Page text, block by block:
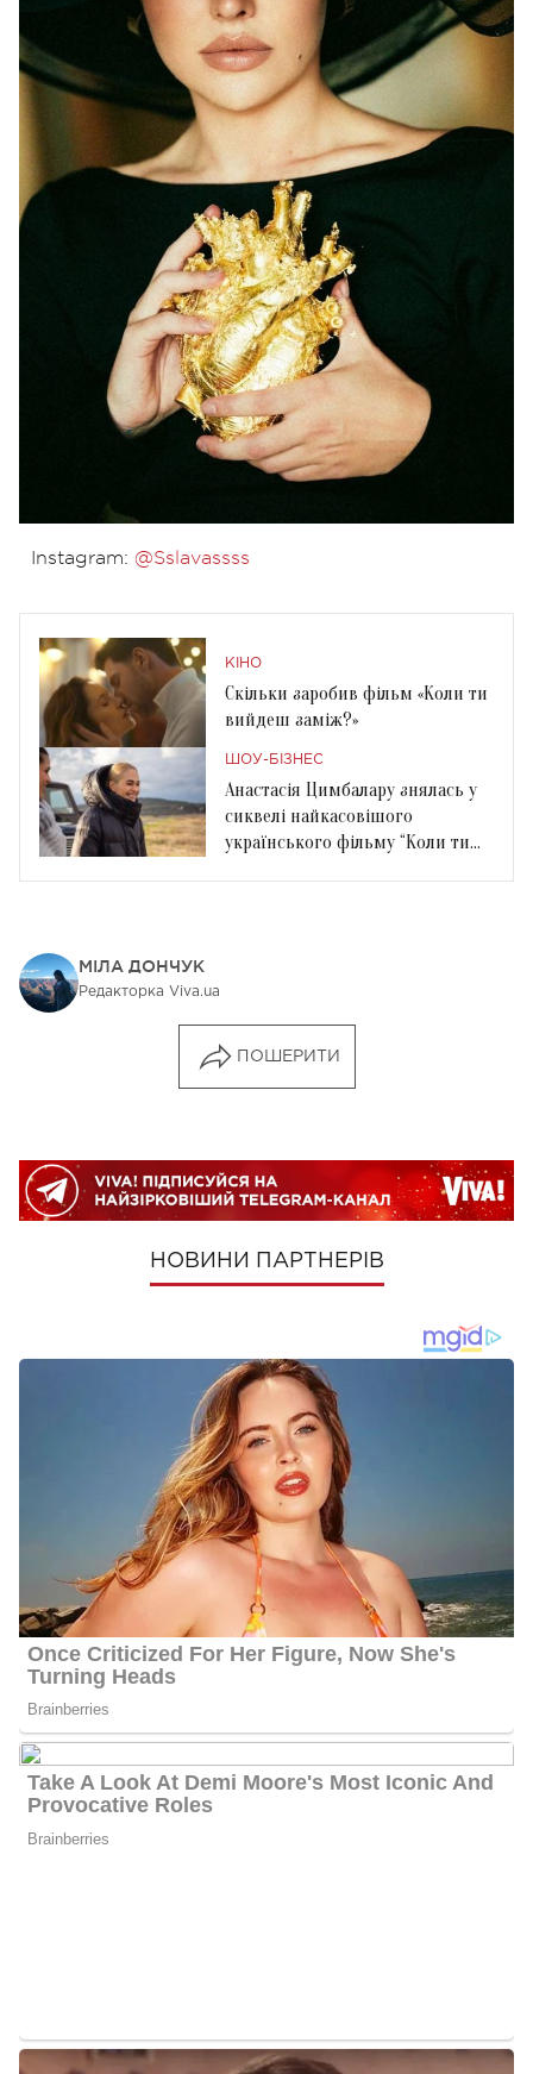
Instagram: @Sslavassss
КІНО
Скільки заробив фільм «Коли ти
вийдеш заміж?»
ШОУ-БІЗНЕС
Анастасія Цимбалару знялась у
сиквелі найкасовішого
українського фільму “Коли ти
МІЛА ДОНЧУК
Редакторка Viva.ua
ПОШЕРИТИ
НОВИНИ ПАРТНЕРІВ